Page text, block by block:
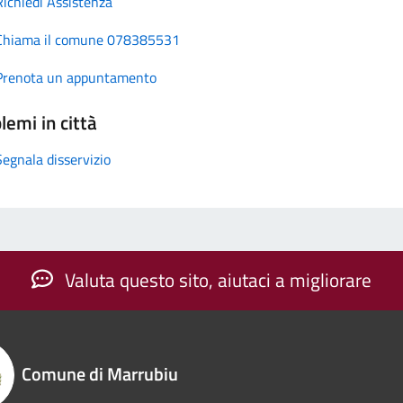
il comune 078385531
un appuntamento
in città
disservizio
Valuta questo sito, aiutaci a migliorare
Comune di Marrubiu